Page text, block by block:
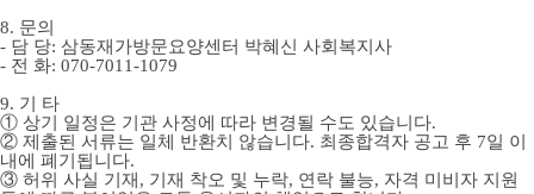
8. 문의
- 담 당: 삼동재가방문요양센터 박혜신 사회복지사
- 전 화: 070-7011-1079
9. 기 타
① 상기 일정은 기관 사정에 따라 변경될 수도 있습니다.
② 제출된 서류는 일체 반환치 않습니다. 최종합격자 공고 후 7일 이
내에 폐기됩니다.
③ 허위 사실 기재 , 기재 착오 및 누락, 연락 불능, 자격 미비자 지원